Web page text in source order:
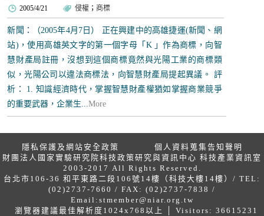
2005/4/21 侵權 ； 商標
新聞：（2005年4月7日） 正在興建中的高雄捷運(新聞、網
站)，使用高雄英文字的第一個字母「K 」作為商標，向智
慧財產局註冊，沒想到這個商標竟然與光陽工業的商標類
似，光陽公司以違法商標法，向智慧財產局提起異議。 評
析： 1. 知識經濟時代，掌握智慧財產權猶如掌握商業競爭
的重要武器，企業生...More
隱私保護及網站安全政策
個人資料蒐集告知聲明
財團法人國家實驗研究院科技政策研究與資訊中心 科技產業資訊室
2003-2017 All Rights Reserved.
台北市106-36 和平東路二段106號14樓（科技大樓14樓）/ TEL:
(02)2737-7660 / FAX: (02)2737-7838 /
Email: stmember@niar.org.tw
瀏覽器建議最佳解析度1024x768以上 │ Visitors: 36615231